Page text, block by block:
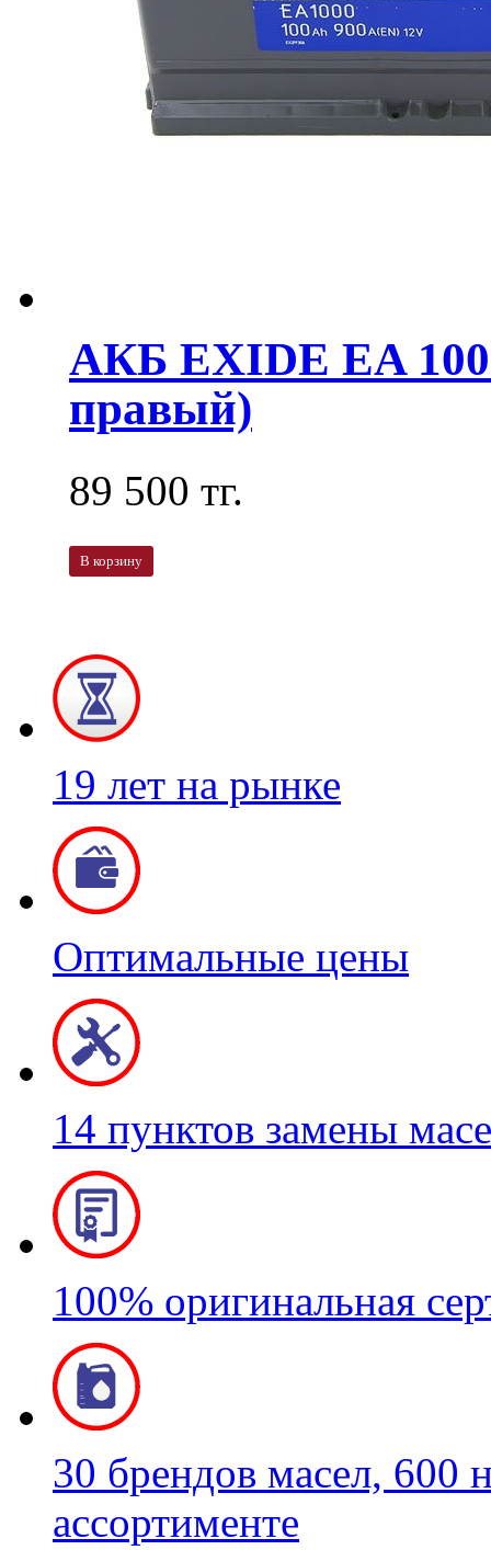
АКБ EXIDE EA
правый)
89 500 тг.
В корзину
19 лет на рынке
Оптимальные цены
14 пунктов замены
100% оригинальная
30 брендов масел, 600
ассортименте